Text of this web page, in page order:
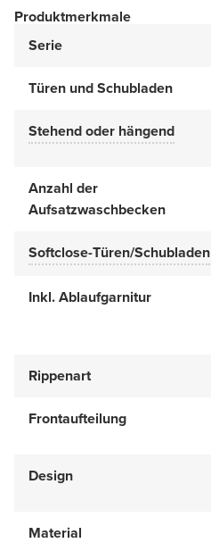
Produktmerkmale
Serie
Türen und Schubladen
Stehend oder hängend
Anzahl der
Aufsatzwaschbecken
Softclose-Türen/Schubladen
Inkl. Ablaufgarnitur
Rippenart
Frontaufteilung
Design
Material